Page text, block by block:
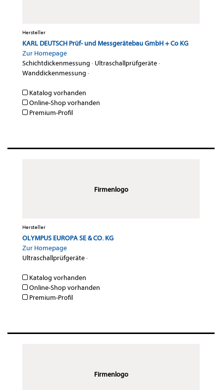
Hersteller
KARL DEUTSCH Prüf- und Messgerätebau GmbH + Co KG
Zur Homepage
Schichtdickenmessung · Ultraschallprüfgeräte·
Wanddickenmessung ·
Katalog vorhanden
Online-Shop vorhanden
Premium-Profil
Firmenlogo
Hersteller
OLYMPUS EUROPA SE & CO. KG
Zur Homepage
Ultraschallprüfgeräte·
Katalog vorhanden
Online-Shop vorhanden
Premium-Profil
Firmenlogo